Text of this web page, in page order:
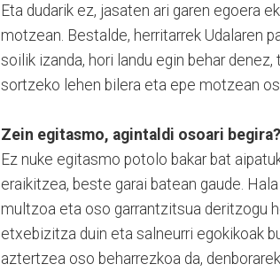
Eta dudarik ez, jasaten ari garen egoera
motzean. Bestalde, herritarrek Udalaren
soilik izanda, hori landu egin behar
sortzeko lehen bilera eta epe motzean
Zein egitasmo, agintaldi osoari begira?
Ez nuke egitasmo potolo bakar bat
eraikitzea, beste garai batean gaude.
multzoa eta oso garrantzitsua deritzogu
etxebizitza duin eta salneurri egokikoak
aztertzea oso beharrezkoa da,